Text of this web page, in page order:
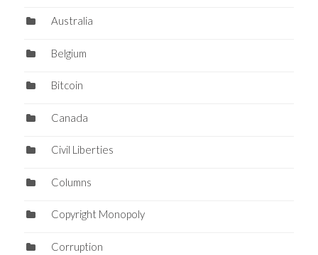
Australia
Belgium
Bitcoin
Canada
Civil Liberties
Columns
Copyright Monopoly
Corruption